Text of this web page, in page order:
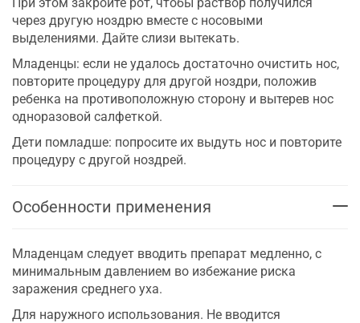
через другую ноздрю вместе с носовыми
выделениями. Дайте слизи вытекать.
Младенцы: если не удалось достаточно очистить нос,
повторите процедуру для другой ноздри, положив
ребенка на противоположную сторону и вытерев нос
одноразовой салфеткой.
Дети помладше: попросите их выдуть нос и повторите
процедуру с другой ноздрей.
Особенности применения
Младенцам следует вводить препарат медленно, с
минимальным давлением во избежание риска
заражения среднего уха.
Для наружного использования. Не вводится